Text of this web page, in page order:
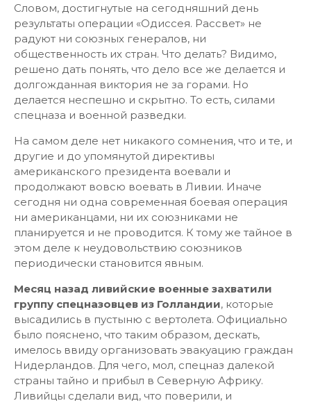
Словом, достигнутые на сегодняшний день
результаты операции «Одиссея. Рассвет» не
радуют ни союзных генералов, ни
общественность их стран. Что делать? Видимо,
решено дать понять, что дело все же делается и
долгожданная виктория не за горами. Но
делается неспешно и скрытно. То есть, силами
спецназа и военной разведки.
На самом деле нет никакого сомнения, что и те, и
другие и до упомянутой директивы
американского президента воевали и
продолжают вовсю воевать в Ливии. Иначе
сегодня ни одна современная боевая операция
ни американцами, ни их союзниками не
планируется и не проводится. К тому же тайное в
этом деле к неудовольствию союзников
периодически становится явным.
Месяц назад ливийские военные захватили
группу спецназовцев из Голландии, которые
высадились в пустыню с вертолета. Официально
было пояснено, что таким образом, дескать,
имелось ввиду организовать эвакуацию граждан
Нидерландов. Для чего, мол, спецназ далекой
страны тайно и прибыл в Северную Африку.
Ливийцы сделали вид, что поверили, и